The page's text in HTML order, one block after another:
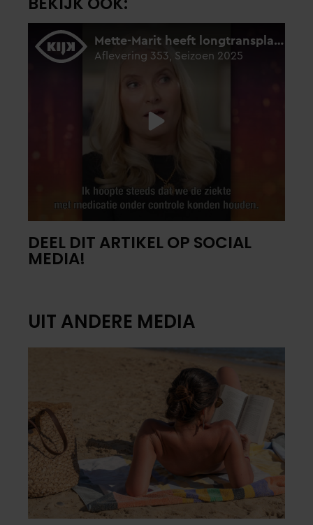
DEEL DIT ARTIKEL OP SOCIAL
MEDIA!
UIT ANDERE MEDIA